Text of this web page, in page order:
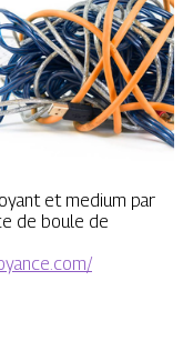
et medium par
de boule de